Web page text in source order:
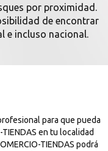
por proximidad.
de encontrar
e incluso nacional.
para que pueda
en tu localidad
TIENDAS podrá